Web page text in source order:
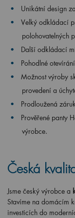
Unikátní design
Velký odkládací
polohovatelných
Další odkládací
Pohodlné
Možnost výroby
provedení a
Prodloužená
Prověřené panty
výrobce.
Česká
Jsme český výrobce a
Stavíme na domácím
investicích do